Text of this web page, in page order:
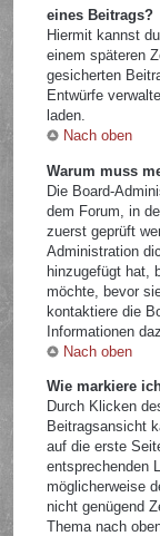
eines Beitrags?
Hiermit kannst
einem späteren
gesicherten
Entwürfe
laden.
Nach oben
Warum muss
Die Board-
dem Forum, in
zuerst geprüft
Administration
hinzugefügt hat,
möchte, bevor
kontaktiere die
Informationen
Nach oben
Wie markiere
Durch Klicken
Beitragsansicht
auf die erste
entsprechenden
möglicherweise
nicht genügend
Thema nach